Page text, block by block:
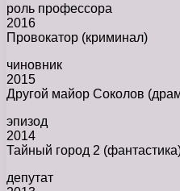
роль профессора
2016
Провокатор (криминал)
чиновник
2015
Другой майор Соколов
эпизод
2014
Тайный город 2
депутат